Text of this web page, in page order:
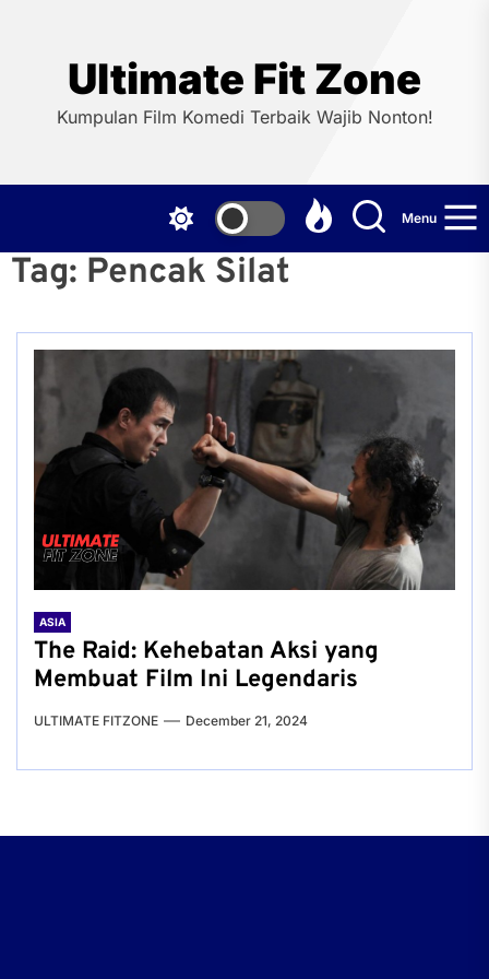
Ultimate Fit Zone
Kumpulan Film Komedi Terbaik Wajib Nonton!
Menu
Tag: Pencak Silat
ASIA
The Raid: Kehebatan Aksi yang
Membuat Film Ini Legendaris
ULTIMATE FITZONE December 21, 2024